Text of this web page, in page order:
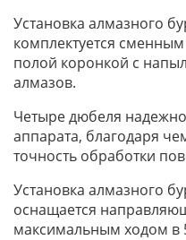
Установка алмазного
комплектуется
полой коронкой с
алмазов.
Четыре дюбеля
аппарата, благодаря
точность обработки
Установка алмазного
оснащается
максимальным ходом в